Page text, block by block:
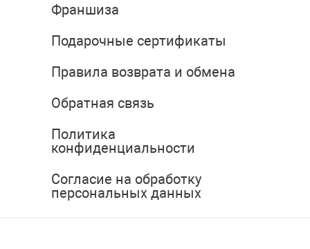
Франшиза
Подарочные сертификаты
Правила возврата и обмена
Обратная связь
Политика
конфиденциальности
Согласие на обработку
персональных данных